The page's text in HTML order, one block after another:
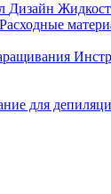
Дизайн
Расходные
для